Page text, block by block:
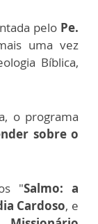
pelo Pe.
uma vez
Bíblica,
o programa
sobre o
"Salmo: a
Cardoso, e